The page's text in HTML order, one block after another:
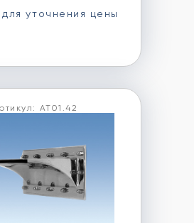
уточнения цены
АТ01.42